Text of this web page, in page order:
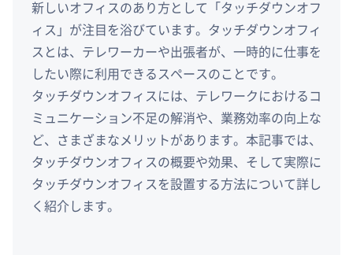
新しいオフィスのあり方として「タッチダウンオフ
ィス」が注目を浴びています。タッチダウンオフィ
スとは、テレワーカーや出張者が、一時的に仕事を
したい際に利用できるスペースのことです。
タッチダウンオフィスには、テレワークにおけるコ
ミュニケーション不足の解消や、業務効率の向上な
ど、さまざまなメリットがあります。本記事では、
タッチダウンオフィスの概要や効果、そして実際に
タッチダウンオフィスを設置する方法について詳し
く紹介します。